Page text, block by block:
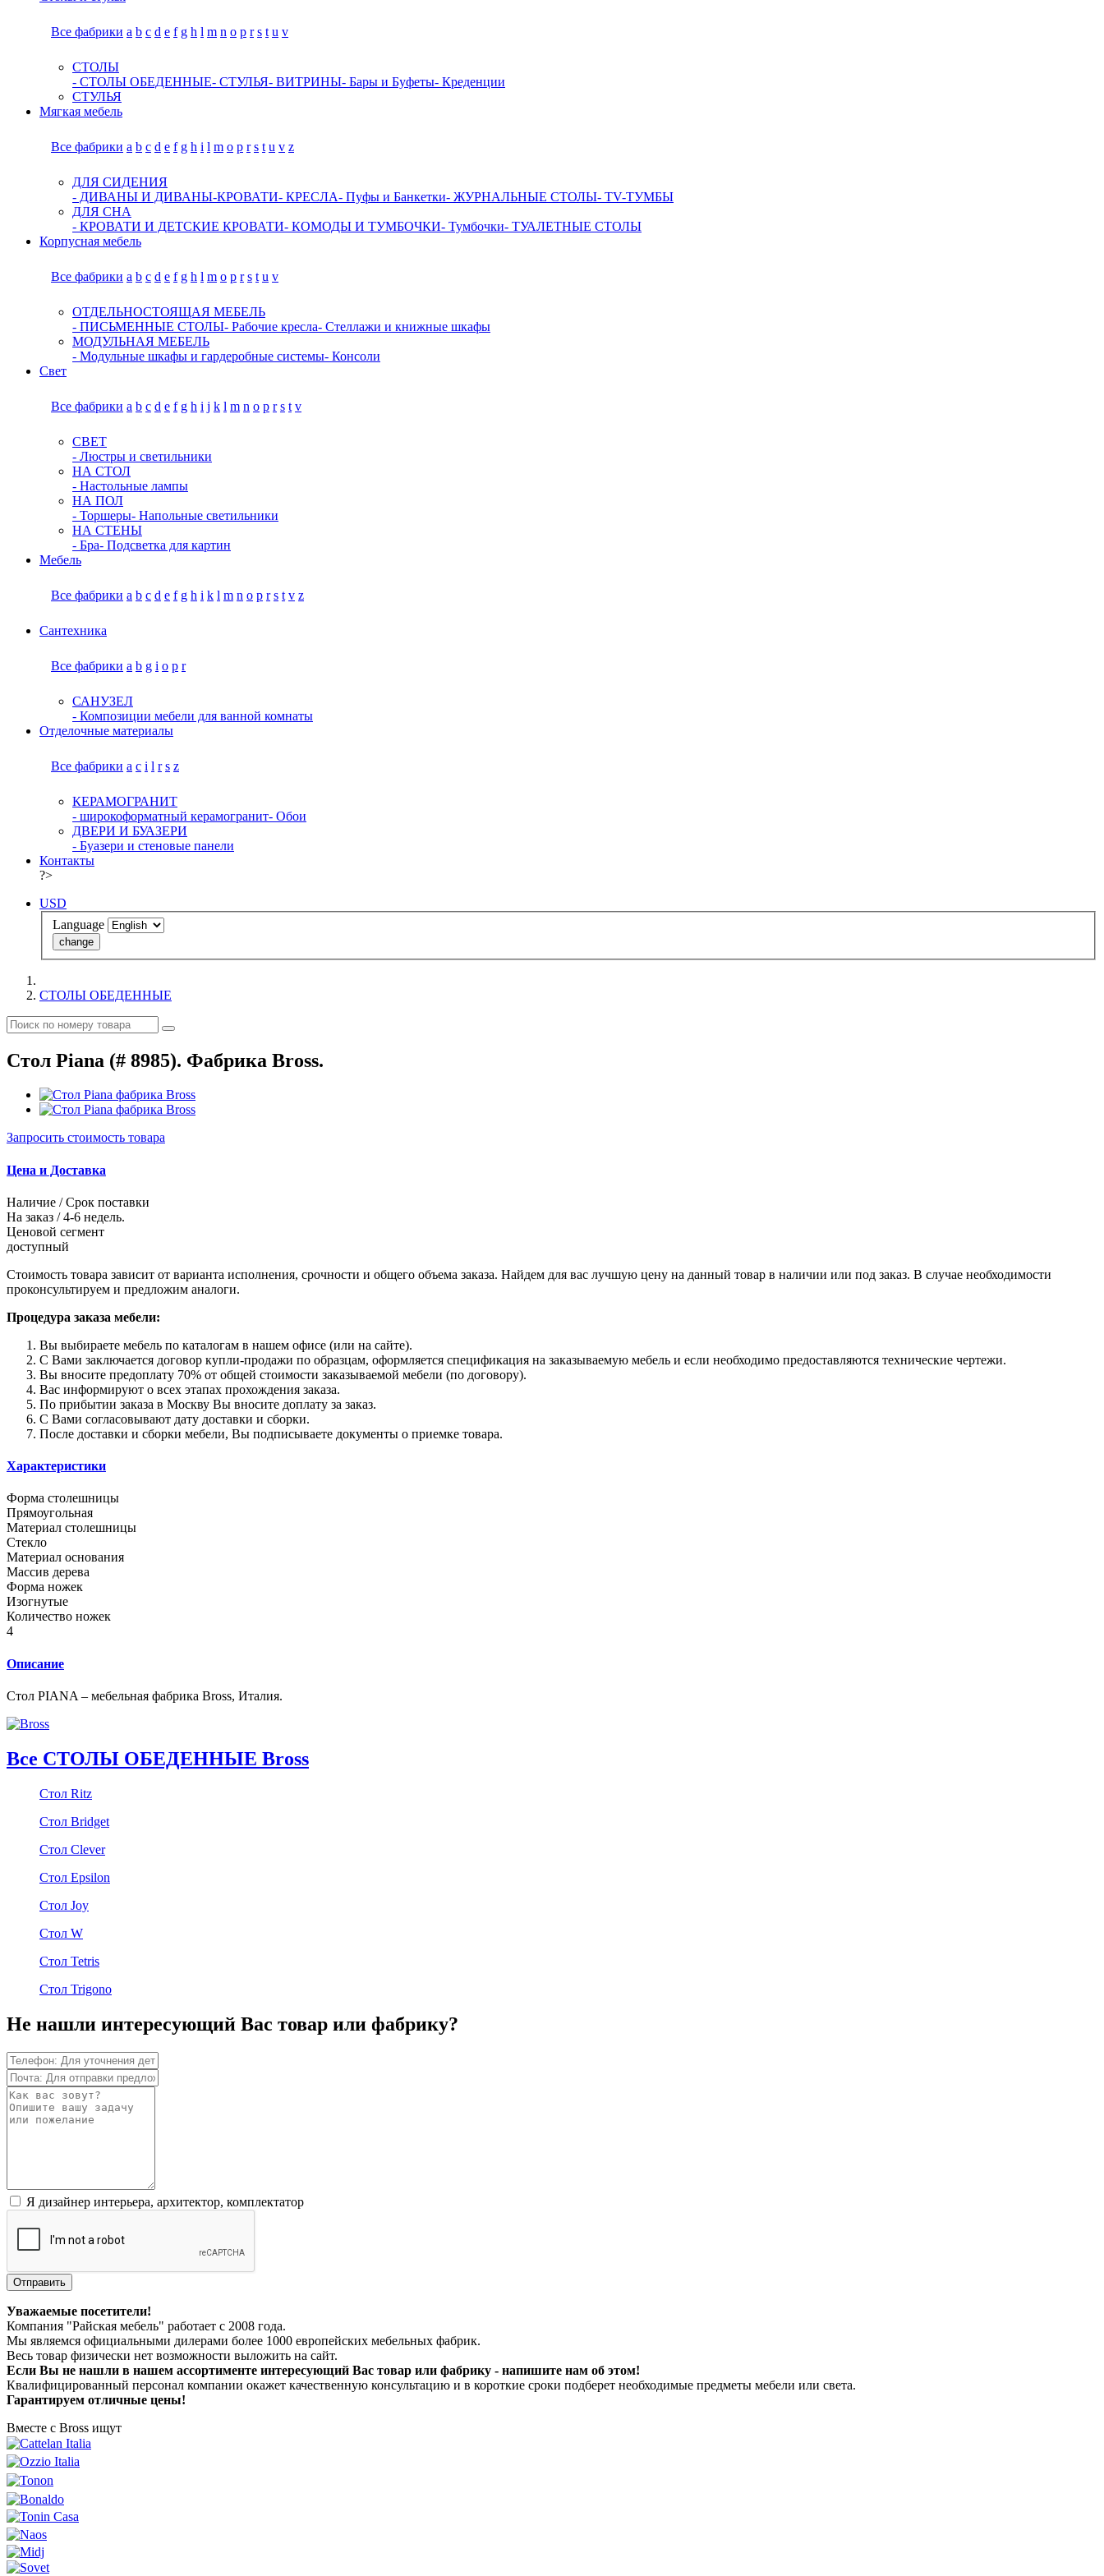
Все фабрики a b c d e f g h l m n o p r s t u v
СТОЛЫ
- СТОЛЫ ОБЕДЕННЫЕ- СТУЛЬЯ- ВИТРИНЫ- Бары и Буфеты- Креденции
СТУЛЬЯ
Мягкая мебель
Все фабрики a b c d e f g h i l m o p r s t u v z
ДЛЯ СИДЕНИЯ
- ДИВАНЫ И ДИВАНЫ-КРОВАТИ- КРЕСЛА- Пуфы и Банкетки- ЖУРНАЛЬНЫЕ СТОЛЫ- TV-ТУМБЫ
ДЛЯ СНА
- КРОВАТИ И ДЕТСКИЕ КРОВАТИ- КОМОДЫ И ТУМБОЧКИ- Тумбочки- ТУАЛЕТНЫЕ СТОЛЫ
Корпусная мебель
Все фабрики a b c d e f g h l m o p r s t u v
ОТДЕЛЬНОСТОЯЩАЯ МЕБЕЛЬ
- ПИСЬМЕННЫЕ СТОЛЫ- Рабочие кресла- Стеллажи и книжные шкафы
МОДУЛЬНАЯ МЕБЕЛЬ
- Модульные шкафы и гардеробные системы- Консоли
Свет
Все фабрики a b c d e f g h i j k l m n o p r s t v
СВЕТ
- Люстры и светильники
НА СТОЛ
- Настольные лампы
НА ПОЛ
- Торшеры- Напольные светильники
НА СТЕНЫ
- Бра- Подсветка для картин
Мебель
Все фабрики a b c d e f g h i k l m n o p r s t v z
Сантехника
Все фабрики a b g i o p r
САНУЗЕЛ
- Композиции мебели для ванной комнаты
Отделочные материалы
Все фабрики a c i l r s z
КЕРАМОГРАНИТ
- широкоформатный керамогранит- Обои
ДВЕРИ И БУАЗЕРИ
- Буазери и стеновые панели
Контакты
?>
USD
Language
change
СТОЛЫ ОБЕДЕННЫЕ
Стол Piana (# 8985). Фабрика Bross.
Запросить стоимость товара
Цена и Доставка
Наличие / Срок поставки
На заказ / 4-6 недель.
Ценовой сегмент
доступный
Стоимость товара зависит от варианта исполнения, срочности и общего объема заказа. Найдем для вас лучшую цену на данный товар в наличии или под заказ. В случае необходимости
проконсультируем и предложим аналоги.
Процедура заказа мебели:
Вы выбираете мебель по каталогам в нашем офисе (или на сайте).
С Вами заключается договор купли-продажи по образцам, оформляется спецификация на заказываемую мебель и если необходимо предоставляются технические чертежи.
Вы вносите предоплату 70% от общей стоимости заказываемой мебели (по договору).
Вас информируют о всех этапах прохождения заказа.
По прибытии заказа в Москву Вы вносите доплату за заказ.
С Вами согласовывают дату доставки и сборки.
После доставки и сборки мебели, Вы подписываете документы о приемке товара.
Характеристики
Форма столешницы
Прямоугольная
Материал столешницы
Стекло
Материал основания
Массив дерева
Форма ножек
Изогнутые
Количество ножек
4
Описание
Стол PIANA – мебельная фабрика Bross, Италия.
Все СТОЛЫ ОБЕДЕННЫЕ Bross
Стол Ritz
Стол Bridget
Стол Clever
Стол Epsilon
Стол Joy
Стол W
Стол Tetris
Стол Trigono
Не нашли интересующий Вас товар или фабрику?
Я дизайнер интерьера, архитектор, комплектатор
Отправить
Уважаемые посетители!
Компания "Райская мебель" работает с 2008 года.
Мы являемся официальными дилерами более 1000 европейских мебельных фабрик.
Весь товар физически нет возможности выложить на сайт.
Если Вы не нашли в нашем ассортименте интересующий Вас товар или фабрику - напишите нам об этом!
Квалифицированный персонал компании окажет качественную консультацию и в короткие сроки подберет необходимые предметы мебели или света.
Гарантируем отличные цены!
Вместе с Bross ищут